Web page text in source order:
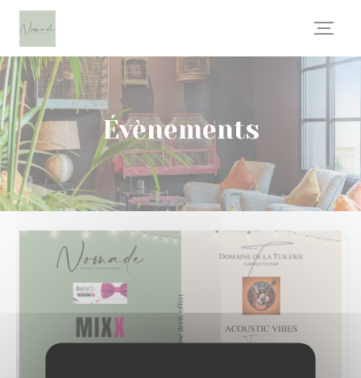
Personnalisation de vos choix en matière de cookies
Évènements